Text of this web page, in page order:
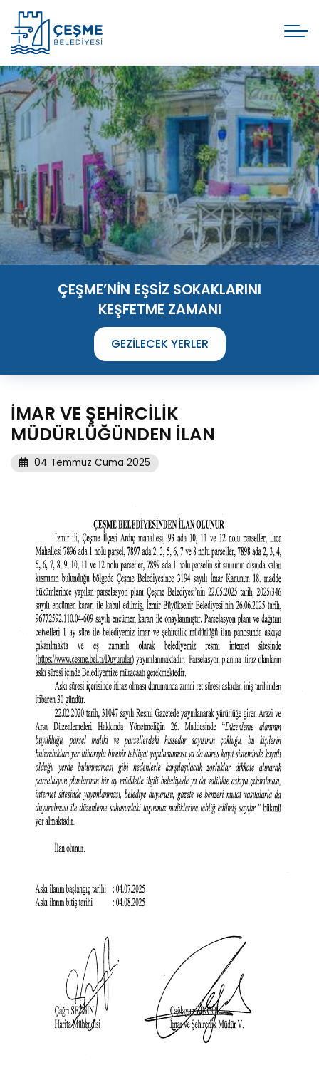
ÇEŞME’NİN EŞSİZ SOKAKLARINI
KEŞFETME ZAMANI
GEZILECEK YERLER
TIME TO DISCOVER
THE UNIQUE STREETS OF ÇEŞME
PLACES TO VISIT
İMAR VE ŞEHİRCİLİK
MÜDÜRLÜĞÜNDEN İLAN
04 Temmuz Cuma 2025